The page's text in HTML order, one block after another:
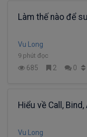
Làm thế nào để
Vu Long
9 phút đọc
685 2 0
Hiểu về Call,
Vu Long